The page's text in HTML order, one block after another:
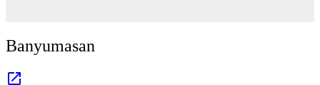
Banyumasan